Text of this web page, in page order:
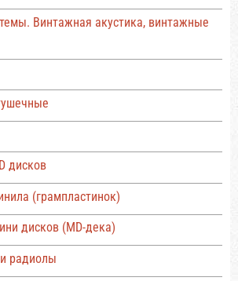
Винтажная акустика, винтажные
дисков
(грампластинок)
дисков (MD-дека)
радиолы